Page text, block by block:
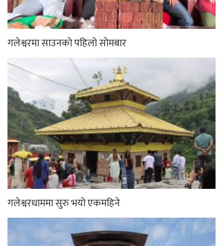
गलेश्वरमा साउनको पहिलो सोमबार
गलेश्वरधाममा सुरु भयो एकमहिने